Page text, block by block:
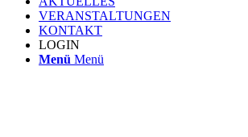
VERANSTALTUNGEN
KONTAKT
LOGIN
Menü Menü